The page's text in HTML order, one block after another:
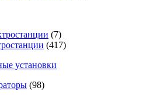
(7)
(417)
установки
(98)